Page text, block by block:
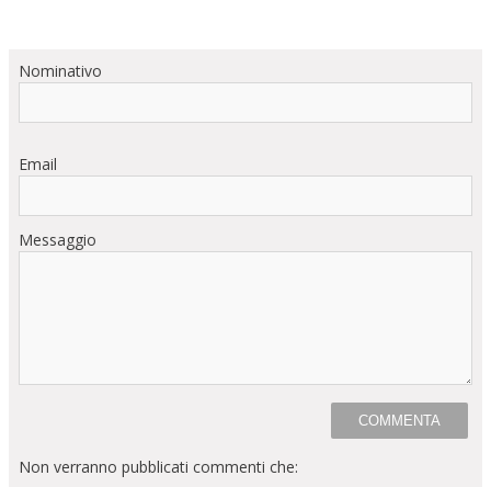
Nominativo
Email
Messaggio
Non verranno pubblicati commenti che: